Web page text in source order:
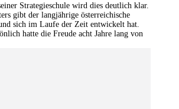
Strategieschule wird dies deutlich klar.
gibt der langjährige österreichische
sich im Laufe der Zeit entwickelt hat.
hatte die Freude acht Jahre lang von